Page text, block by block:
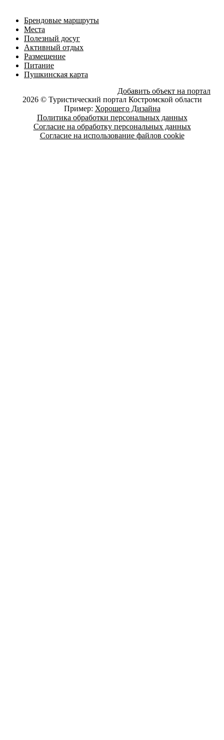
Брендовые маршруты
Места
Полезный досуг
Активный отдых
Размещение
Питание
Пушкинская карта
Добавить объект на портал
2026 © Туристический портал Костромской области
Пример: Хорошего Дизайна
Политика обработки персональных данных
Согласие на обработку персональных данных
Согласие на использование файлов cookie